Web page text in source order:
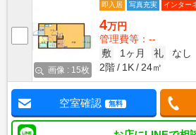
画像 : 15枚
即入居 写真充実 インター
4万円
管理費等：--
敷
1ヶ月 礼
なし
2階
1K 24㎡
空室確認 無料